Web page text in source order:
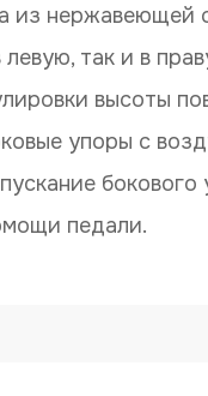
Datien DJ-
из нержавеющей
левую, так и в
высоты
упоры с
педали.